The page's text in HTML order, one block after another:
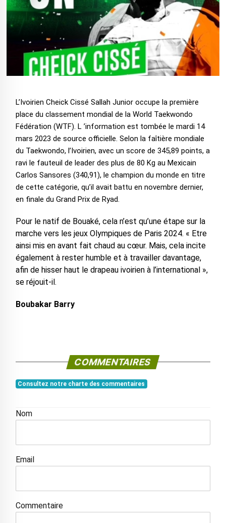
L’Ivoirien Cheick Cissé Sallah Junior occupe la première
place du classement mondial de la World Taekwondo
Fédération (WTF). L ’information est tombée le mardi 14
mars 2023 de source officielle. Selon la faîtière mondiale
du Taekwondo, l’Ivoirien, avec un score de 345,89 points, a
ravi le fauteuil de leader des plus de 80 Kg au Mexicain
Carlos Sansores (340,91), le champion du monde en titre
de cette catégorie, qu’il avait battu en novembre dernier,
en finale du Grand Prix de Ryad.
Pour le natif de Bouaké, cela n’est qu’une étape sur la
marche vers les jeux Olympiques de Paris 2024. « Etre
ainsi mis en avant fait chaud au cœur. Mais, cela incite
également à rester humble et à travailler davantage,
afin de hisser haut le drapeau ivoirien à l’international »,
se réjouit-il.
Boubakar Barry
COMMENTAIRES
Consultez notre charte des commentaires
Nom
Email
Commentaire